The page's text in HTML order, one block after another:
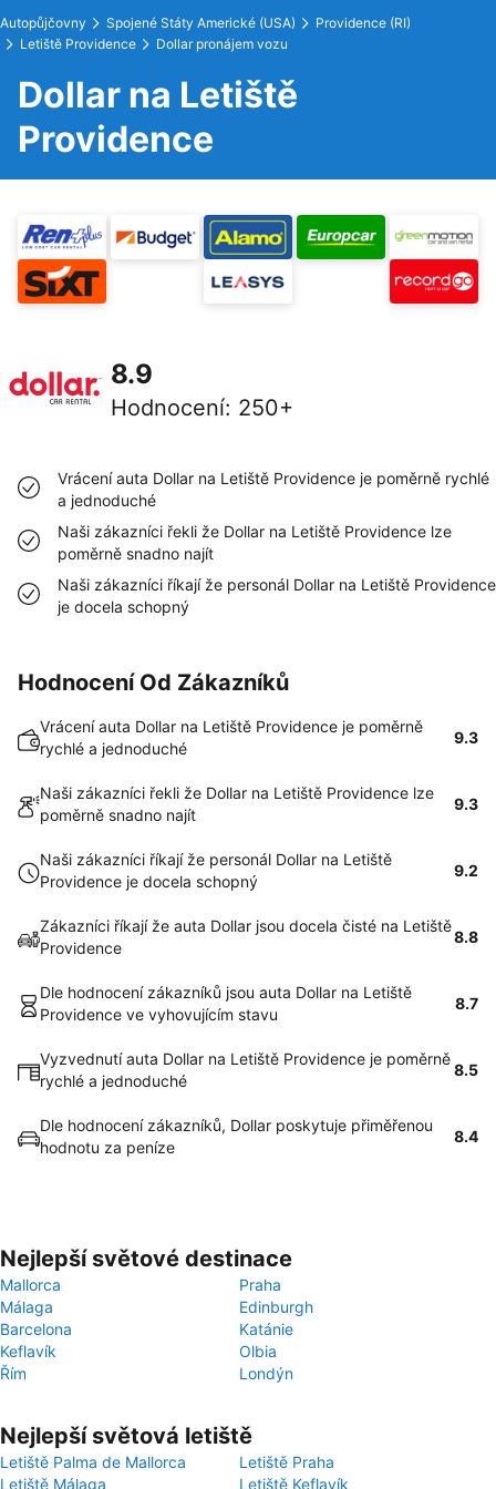
Autopůjčovny Spojené Státy Americké (USA)
Providence (RI)
Letiště Providence
Dollar pronájem vozu
Dollar na Letiště
Providence
8.9
Hodnocení: 250+
Vrácení auta Dollar na Letiště Providence je poměrně rychlé
a jednoduché
Naši zákazníci řekli že Dollar na Letiště Providence lze
poměrně snadno najít
Naši zákazníci říkají že personál Dollar na Letiště Providence
je docela schopný
Hodnocení Od Zákazníků
Vrácení auta Dollar na Letiště Providence je poměrně
rychlé a jednoduché
9.3
Naši zákazníci řekli že Dollar na Letiště Providence lze
poměrně snadno najít
9.3
Naši zákazníci říkají že personál Dollar na Letiště
Providence je docela schopný
9.2
Zákazníci říkají že auta Dollar jsou docela čisté na Letiště
Providence
8.8
Dle hodnocení zákazníků jsou auta Dollar na Letiště
Providence ve vyhovujícím stavu
8.7
Vyzvednutí auta Dollar na Letiště Providence je poměrně
rychlé a jednoduché
8.5
Dle hodnocení zákazníků, Dollar poskytuje přiměřenou
hodnotu za peníze
8.4
Nejlepší světové destinace
Mallorca
Praha
Málaga
Edinburgh
Barcelona
Katánie
Keflavík
Olbia
Řím
Londýn
Nejlepší světová letiště
Letiště Palma de Mallorca
Letiště Praha
Letiště Málaga
Letiště Keflavík